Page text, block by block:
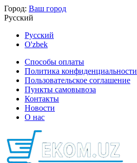
Город: Ваш город
Русский
Русский
O'zbek
Способы оплаты
Политика конфиденциальности
Пользовательское соглашение
Пункты самовывоза
Контакты
Новости
О нас